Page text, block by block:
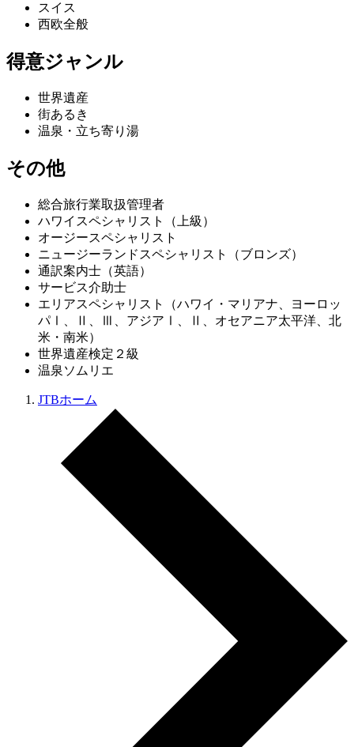
スイス
西欧全般
得意ジャンル
世界遺産
街あるき
温泉・立ち寄り湯
その他
総合旅行業取扱管理者
ハワイスペシャリスト（上級）
オージースペシャリスト
ニュージーランドスペシャリスト（ブロンズ）
通訳案内士（英語）
サービス介助士
エリアスペシャリスト（ハワイ・マリアナ、ヨーロッ
パⅠ、Ⅱ、Ⅲ、アジアⅠ、Ⅱ、オセアニア太平洋、北
米・南米）
世界遺産検定２級
温泉ソムリエ
JTBホーム